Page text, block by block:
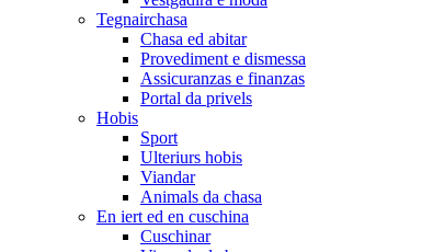
Tegnairchasa
Chasa ed abitar
Provediment e dismessa
Assicuranzas e finanzas
Portal da privels
Hobis
Sport
Ulteriurs hobis
Viandar
Animals da chasa
En iert ed en cuschina
Cuschinar